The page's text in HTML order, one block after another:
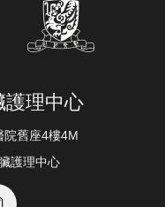
護理中心
院舊座4樓4M
護理中心